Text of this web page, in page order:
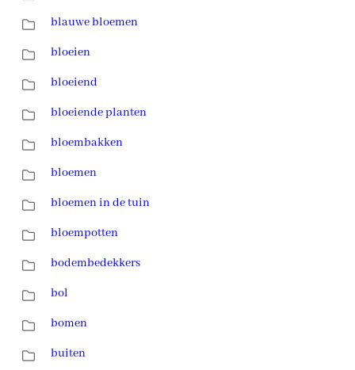
blauwe bloemen
bloeien
bloeiend
bloeiende planten
bloembakken
bloemen
bloemen in de tuin
bloempotten
bodembedekkers
bol
bomen
buiten